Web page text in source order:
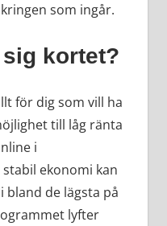
som ingår.
kortet?
för dig som vill ha
till låg ränta
i
ekonomi kan
de lägsta på
lyfter